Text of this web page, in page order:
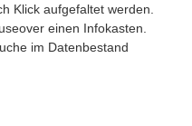
Klick aufgefaltet werden.
einen Infokasten.
im Datenbestand